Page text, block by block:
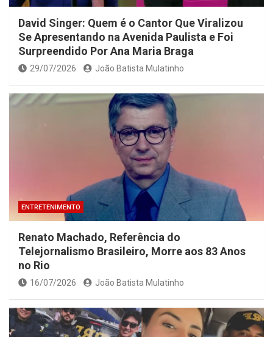
David Singer: Quem é o Cantor Que Viralizou
Se Apresentando na Avenida Paulista e Foi
Surpreendido Por Ana Maria Braga
29/07/2026 João Batista Mulatinho
ENTRETENIMENTO
Renato Machado, Referência do
Telejornalismo Brasileiro, Morre aos 83 Anos
no Rio
16/07/2026 João Batista Mulatinho